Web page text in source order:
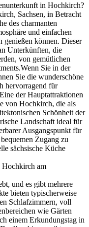
in Hochkirch?
Sachsen, in Betracht
des charmanten
und einfachen
genießen können. Dieser
Unterkünften, die
von gemütlichen
Sie in der
Sie die wunderschöne
hervorragend für
der Hauptattraktionen
von Hochkirch, die als
Schönheit der
Landschaft ideal für
Ausgangspunkt für
Zugang zu
sächsische Küche
Hochkirch am
und es gibt mehrere
bieten typischerweise
Schlafzimmern, voll
wie Gärten
einem Erkundungstag in